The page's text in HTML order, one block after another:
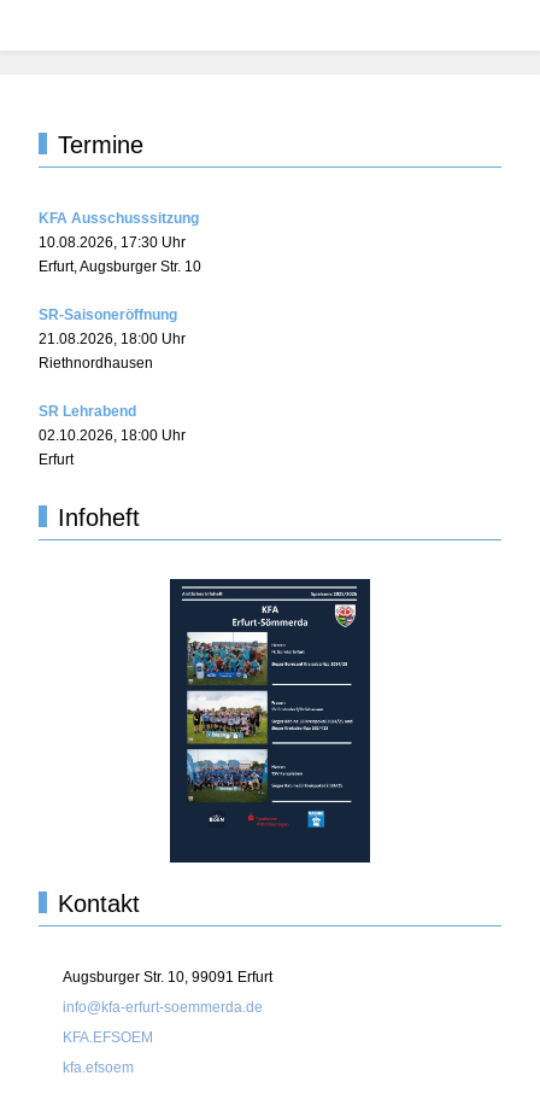
Termine
KFA Ausschusssitzung
10.08.2026 17:30 Uhr
Erfurt, Augsburger Str. 10
SR-Saisoneröffnung
21.08.2026 18:00 Uhr
Riethnordhausen
SR Lehrabend
02.10.2026 18:00 Uhr
Erfurt
Infoheft
Kontakt
Augsburger Str. 10, 99091 Erfurt
info@kfa-erfurt-soemmerda.de
KFA.EFSOEM
kfa.efsoem